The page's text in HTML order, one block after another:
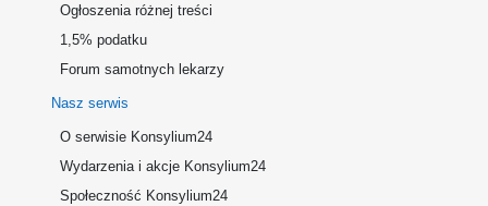
Ogłoszenia różnej treści
1,5% podatku
Forum samotnych lekarzy
Nasz serwis
O serwisie Konsylium24
Wydarzenia i akcje Konsylium24
Społeczność Konsylium24